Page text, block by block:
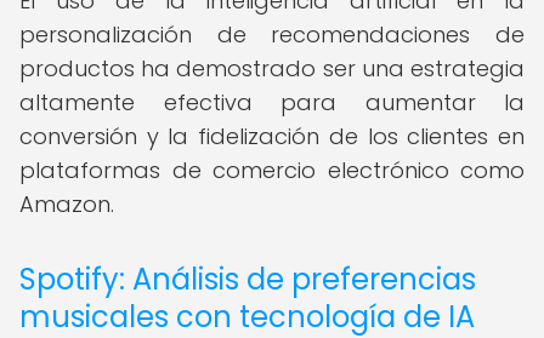
personalización de recomendaciones de
productos ha demostrado ser una estrategia
altamente efectiva para aumentar la
conversión y la fidelización de los clientes en
plataformas de comercio electrónico como
Amazon.
Spotify: Análisis de preferencias
musicales con tecnología de IA